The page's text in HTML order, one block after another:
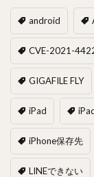
android
CVE-2021-
GIGAFILE FLY
iPad
iPhone保存先
LINEできない